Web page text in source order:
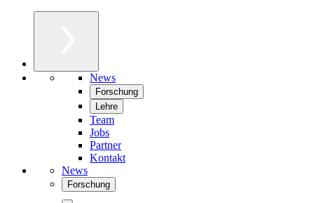
News
Forschung
Lehre
Team
Jobs
Partner
Kontakt
News
Forschung